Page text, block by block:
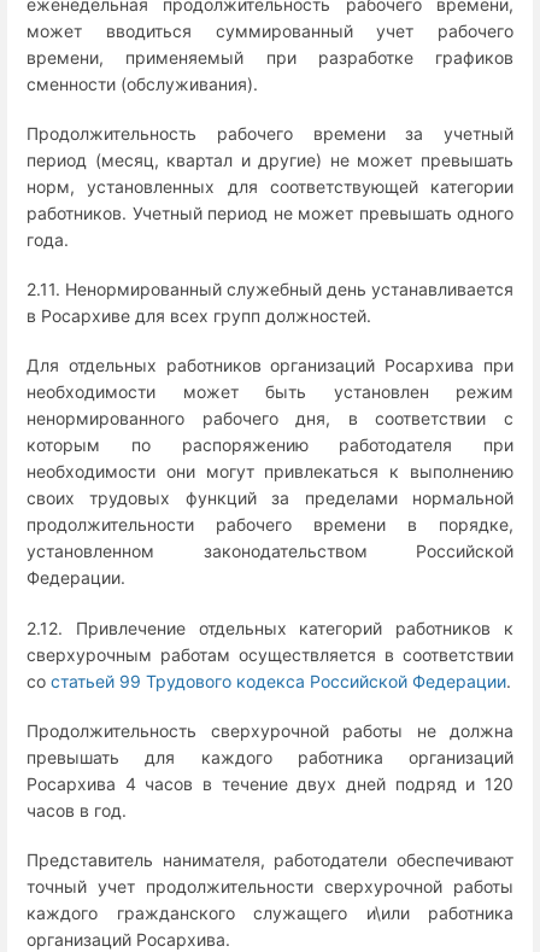
может вводиться суммированный учет рабочего
времени, применяемый при разработке графиков
сменности (обслуживания).
Продолжительность рабочего времени за учетный
период (месяц, квартал и другие) не может превышать
норм, установленных для соответствующей категории
работников. Учетный период не может превышать одного
года.
2.11. Ненормированный служебный день устанавливается
в Росархиве для всех групп должностей.
Для отдельных работников организаций Росархива при
необходимости может быть установлен режим
ненормированного рабочего дня, в соответствии с
которым по распоряжению работодателя при
необходимости они могут привлекаться к выполнению
своих трудовых функций за пределами нормальной
продолжительности рабочего времени в порядке,
установленном законодательством Российской
Федерации.
2.12. Привлечение отдельных категорий работников к
сверхурочным работам осуществляется в соответствии
со статьей 99 Трудового кодекса Российской Федерации.
Продолжительность сверхурочной работы не должна
превышать для каждого работника организаций
Росархива 4 часов в течение двух дней подряд и 120
часов в год.
Представитель нанимателя, работодатели обеспечивают
точный учет продолжительности сверхурочной работы
каждого гражданского служащего и\или работника
организаций Росархива.